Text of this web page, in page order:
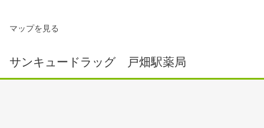
マップを見る
サンキュードラッグ 戸畑駅薬局